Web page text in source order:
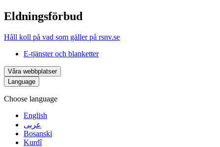
Eldningsförbud
Håll koll på vad som gäller på rsnv.se
E-tjänster och blanketter
Våra webbplatser
Language
Choose language
English
عربى
Bosanski
Kurdî